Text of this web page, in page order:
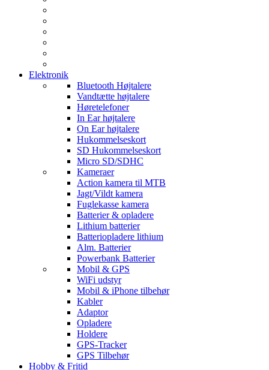
Elektronik
Bluetooth Højtalere
Vandtætte højtalere
Høretelefoner
In Ear højtalere
On Ear højtalere
Hukommelseskort
SD Hukommelseskort
Micro SD/SDHC
Kameraer
Action kamera til MTB
Jagt/Vildt kamera
Fuglekasse kamera
Batterier & opladere
Lithium batterier
Batteriopladere lithium
Alm. Batterier
Powerbank Batterier
Mobil & GPS
WiFi udstyr
Mobil & iPhone tilbehør
Kabler
Adaptor
Opladere
Holdere
GPS-Tracker
GPS Tilbehør
Hobby & Fritid